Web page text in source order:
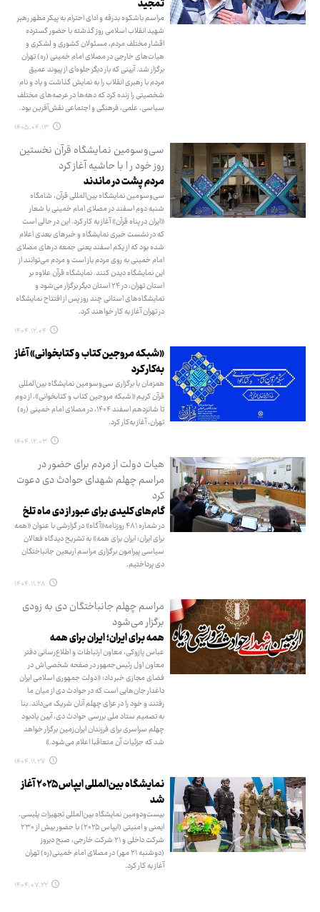
تمجید
مراسم باشکوه بدرقه و ادای احترام به پیکر مطهر رهبر
شهید انقلاب اسلامی روز گذشته با حضور گسترده
اقشار مختلف مردم، مسئولان کشوری و لشکری و
هیات‌های خارجی در مصلای امام خمینی (ره) تهران
برگزار شد. آیینی که بار دیگر جلوه‌ای از پیوند عمیق
مردم با رهبری انقلاب را به نمایش گذاشت و یاد و نام
شخصیتی را زنده کرد که دهه‌ها در عرصه‌های مختلف
سیاسی، علمی، فرهنگی و اجتماعی نقش‌آفرین بود.
۱۴۰۵.۰۴.۱۳
سی‌وسومین نمایشگاه قرآن نخستین
روز خود ر ا با حاشیه آغاز کرد
مردم پشت در ماندند
سی‌وسومین نمایشگاه بین‌المللی قرآن، شامگاه
شنبه دوم اسفند در مصلای امام خمینی با شعار
«ایران در پناه قرآن» آغاز به کار کرد. این در حالی است
که در نشست خبری نمایشگاه و خبرهای بعدی اعلام
شده بود که از یکم اسفند یعنی جمعه درهای مصلای
امام خمینی به روی مردم باز است و مردم می‌توانند از
این نمایشگاه دیدن کنند. نمایشگاه قرآن علاوه بر
استان تهران، در ۲۴ استان دیگر برگزار می‌شود و
نمایشگاه‌های استانی چند روز پس از افتتاح نمایشگاه
در تهران آغاز به کار خواهند کرد.
۱۴۰۴.۱۲.۰۴
«شبکه مروجین کتاب و کتابخوانی» آغاز
به‌کار کرد
همزمان با برگزاری سی‌وسومین نمایشگاه بین‌المللی
قرآن کریم «شبکه مروجین کتاب و کتابخوانی»، از دوم
تا شانزدهم اسفند ۱۴۰۴، در مصلای امام خمینی (ره)
تهران، آغاز به‌کار کرد.
۱۴۰۴.۱۲.۰۳
هیات دولت از مردم برای حضور در
مراسم چهلم شهدای حوادث دی‌ دعوت
کرد
گام‌های کلیدی برای عبور از دی ماه تلخ
در شماره ۴۸۱ روزنامه«آگاه» در گزارشی با عنوان «همه
برای ایران؛ ایران برای همه» به تشریح دیدگاه فعالان
سیاسی پیرامون برگزاری مراسم اربعین جانباختگان
دی پرداختیم.
۱۴۰۴.۱۱.۲۸
مراسم چهلم جانباختگان دی‌ به زودی
برگزار می‌شود
همه برای ایران؛ ایران برای همه
عباس پازوکی، معاون ارتباطات و اطلاع‌رسانی دفتر
معاون اول رئیس‌جمهور در صفحه شخصی‌اش در
فضای مجازی خبر داد؛ «دولت جمهوری اسلامی ایران
داغدار جان‌هایی است که در حوادث دی‌ از میان ما
رفتند و خود را در عزای چهلم آنان شریک می‌داند. بنا
به تصمیم ستاد ملی بررسی حوادث دی‌، آیین یادبود
چهلم سراسری برای فرزندان ایران‌زمین برگزار خواهد
شد که جزئیات آن متعاقبا اعلام می‌شود.»
۱۴۰۴.۱۱.۲۷
نمایشگاه بین‌المللی ایپاس ۲۰۲۵ آغاز
شد
بیست‌ودومین نمایشگاه بین‌المللی تجهیزات پلیسی،
ایمنی و امنیتی (ایپاس ۲۰۲۵) با حضور بیش از ۲۳۰
شرکت داخلی و ۲۱ شرکت خارجی، صبح دیروز
(دوشنبه ۲۱ مهر) در مصلای امام خمینی(ره) تهران
آغاز به کار کرد.
۱۴۰۴.۰۷.۲۲